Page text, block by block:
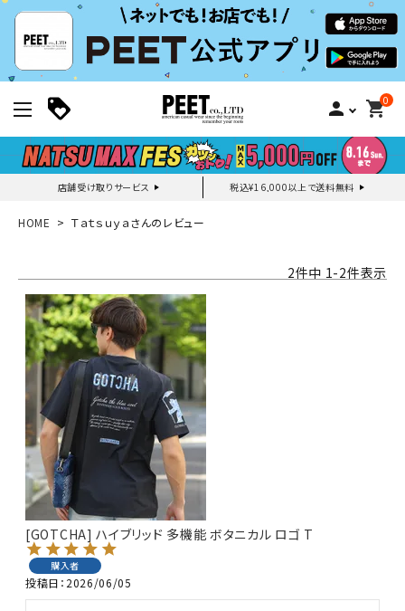
person 0
shopping_cart
店舗受け取りサービス 税込¥16,000以上で送料無料
新規会員登録｜ログイン
詳しい条件から探す
HOME Ｔａｔｓｕｙａさんのレビュー
2件中 1-2件表示
[GOTCHA] ハイブリッド 多機能 ボタニカル ロゴ T
購入者
投稿日 2026/06/05